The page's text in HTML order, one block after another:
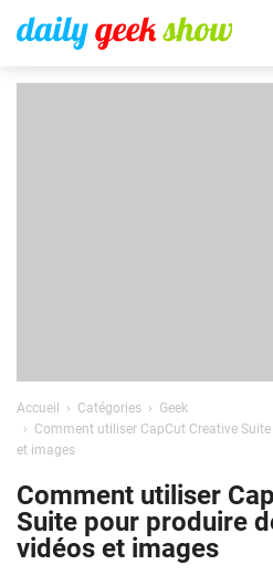
Accueil Catégories
Geek
Comment utiliser CapCut Creative
et images
Comment utiliser
Suite pour produire
vidéos et images